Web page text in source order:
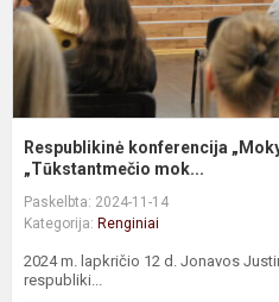
Respublikinė konferencija
„Tūkstantmečio mok...
Paskelbta: 2024-11-14
Kategorija: Renginiai
2024 m. lapkričio 12 d. Jonavos
respubliki...